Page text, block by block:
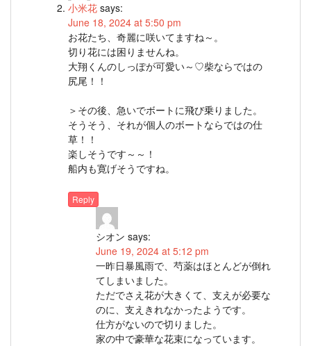
小米花 says:
June 18, 2024 at 5:50 pm
お花たち、奇麗に咲いてますね～。
切り花には困りませんね。
大翔くんのしっぽが可愛い～♡柴ならではの
尻尾！！
＞その後、急いでボートに飛び乗りました。
そうそう、それが個人のボートならではの仕
草！！
楽しそうです～～！
船内も寛げそうですね。
Reply
シオン says:
June 19, 2024 at 5:12 pm
一昨日暴風雨で、芍薬はほとんどが倒れ
てしまいました。
ただでさえ花が大きくて、支えが必要な
のに、支えきれなかったようです。
仕方がないので切りました。
家の中で豪華な花束になっています。